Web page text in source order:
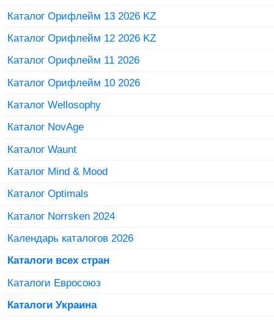
Каталог Орифлейм 13 2026 KZ
Каталог Орифлейм 12 2026 KZ
Каталог Орифлейм 11 2026
Каталог Орифлейм 10 2026
Каталог Wellosophy
Каталог NovAge
Каталог Waunt
Каталог Mind & Mood
Каталог Optimals
Каталог Norrsken 2024
Календарь каталогов 2026
Каталоги всех стран
Каталоги Евросоюз
Каталоги Украина